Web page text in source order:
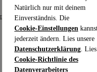
Natürlich nur mit deinem
Einverständnis. Die
Cookie-Einstellungen
jederzeit ändern. Lies unsere
Datenschutzerklärung.
Cookie-Richtlinie des
Datenverarbeiters